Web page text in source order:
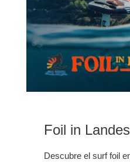
Foil in Landes
Descubre el surf foil